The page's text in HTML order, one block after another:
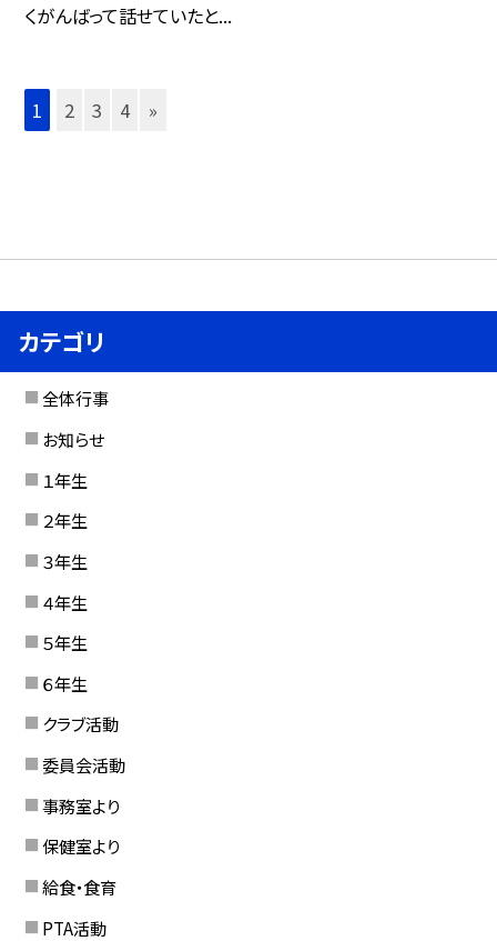
くがんばって話せていたと...
1 2 3 4 »
カテゴリ
全体行事
お知らせ
１年生
２年生
３年生
４年生
５年生
６年生
クラブ活動
委員会活動
事務室より
保健室より
給食・食育
PTA活動